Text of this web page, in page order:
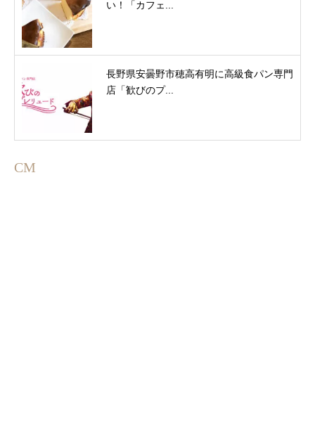
い！「カフェ...
長野県安曇野市穂高有明に高級食パン専門
店「歓びのプ...
CM